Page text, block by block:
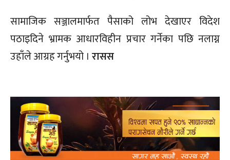
सामाजिक सञ्जालमार्फत पैसाको लोभ देखाएर विदेश
पठाइदिने भ्रामक आधारविहीन प्रचार गर्नेका पछि नलाग्न
उहाँले आग्रह गर्नुभयो । रासस